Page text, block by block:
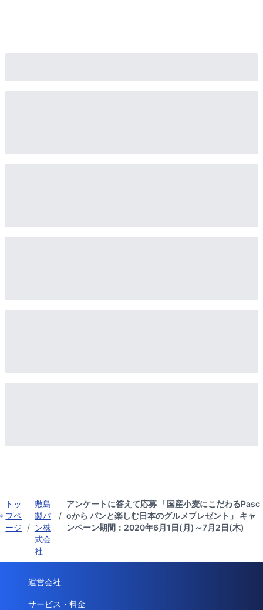
トッ
プペ
ージ
/
敷島
製パ
ン株
式会
社
/
アンケートに答えて応募 「国産小麦にこだわるPasc
oから パンと楽しむ日本のグルメプレゼント」 キャ
ンペーン期間：2020年6月1日(月)～7月2日(木)
運営会社
サービス・料金